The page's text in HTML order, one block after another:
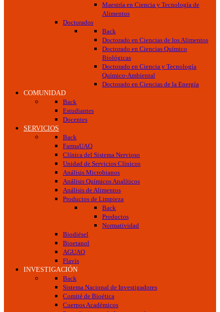
Maestría en Ciencia y Tecnología de
Alimentos
Doctorados
Back
Doctorado en Ciencias de los Alimentos
Doctorado en Ciencias Químico
Biológicas
Doctorado en Ciencia y Tecnología
Químico-Ambiental
Doctorado en Ciencias de la Energía
COMUNIDAD
Back
Estudiantes
Docentes
SERVICIOS
Back
FarmaUAQ
Clínica del Sistema Nervioso
Unidad de Servicios Clínicos
Análisis Microbianos
Análisis Químicos Analíticos
Análisis de Alimentos
Productos de Limpieza
Back
Productos
Normatividad
Biodiésel
Bioetanol
AGUAQ
Flavis
INVESTIGACIÓN
Back
Sistema Nacional de Investigadores
Comité de Bioética
Cuerpos Académicos